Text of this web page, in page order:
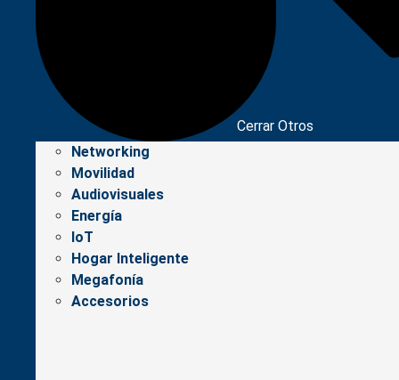
Cerrar Otros
Networking
Movilidad
Audiovisuales
Energía
IoT
Hogar Inteligente
Megafonía
Accesorios